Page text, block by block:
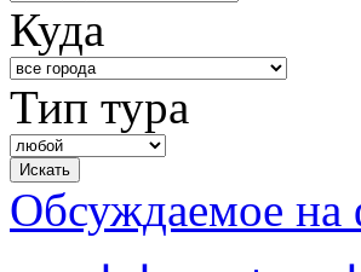
Куда
Тип тура
Обсуждаемое на